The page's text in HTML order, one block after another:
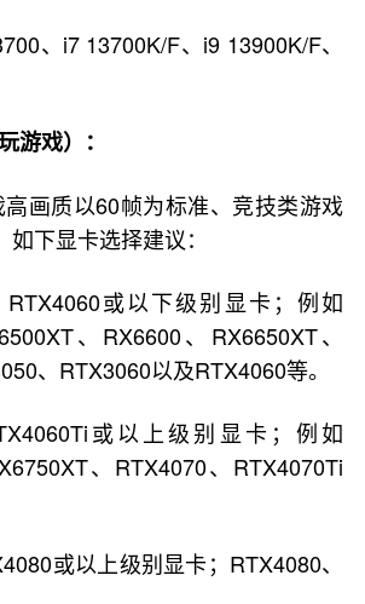
、i7 13700K/F、i9 13900K/F、
游戏）：
画质以60帧为标准、竞技类游戏
下显卡选择建议：
或以下级别显卡；例如
、RX6600、RX6650XT、
、RTX3060以及RTX4060等。
或以上级别显卡；例如
、RTX4070、RTX4070Ti
或以上级别显卡；RTX4080、